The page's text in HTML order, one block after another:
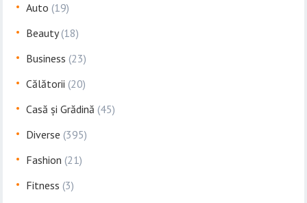
Auto (19)
Beauty(18)
Business (23)
Călătorii (20)
Casă și Grădină (45)
Diverse (395)
Fashion (21)
Fitness (3)